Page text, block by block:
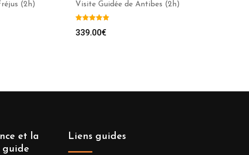
(2h) Visite Guidée de Antibes (2h)
339.00€
et la
guide
Liens guides